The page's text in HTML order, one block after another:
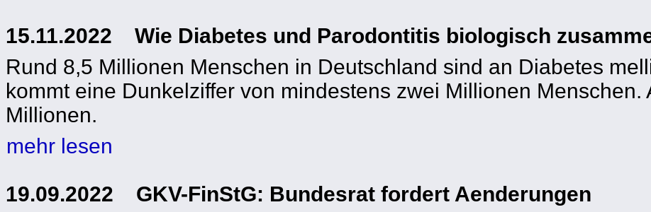
15.11.2022 Wie Diabetes und Parodontitis biologisch
Rund 8,5 Millionen Menschen in Deutschland sind an Diabetes
kommt eine Dunkelziffer von mindestens zwei Millionen
Millionen.
mehr lesen
19.09.2022 GKV-FinStG: Bundesrat fordert Aenderungen